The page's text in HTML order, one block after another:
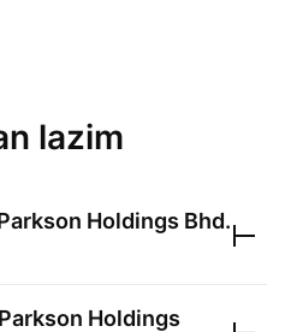
lazim
Holdings Bhd.
Parkson Holdings